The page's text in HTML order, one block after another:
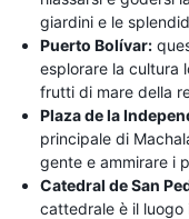
giardini e le
Puerto Bolívar:
esplorare la cultura
frutti di mare della
Plaza de la
principale di
gente e ammirare i
Catedral de San
cattedrale è il